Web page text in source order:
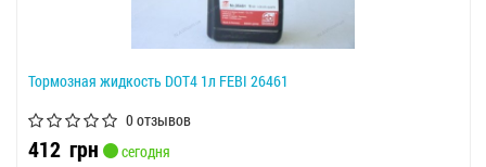
Тормозная жидкость DOT4 1л FEBI 26461
0 отзывов
412 грн
сегодня